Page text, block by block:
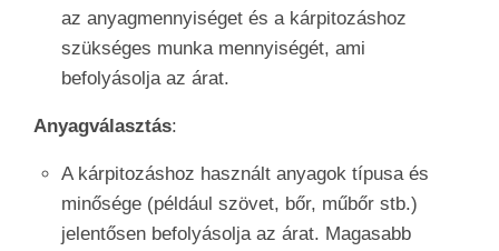
az anyagmennyiséget és a kárpitozáshoz
szükséges munka mennyiségét, ami
befolyásolja az árat.
Anyagválasztás:
A kárpitozáshoz használt anyagok típusa és
minősége (például szövet, bőr, műbőr stb.)
jelentősen befolyásolja az árat. Magasabb